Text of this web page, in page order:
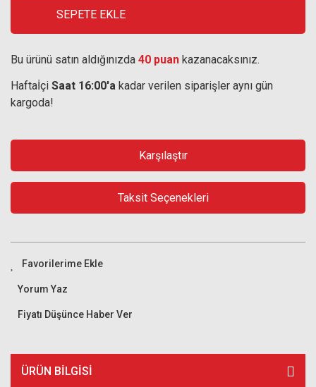
SEPETE EKLE
Bu ürünü satın aldığınızda 40 puan kazanacaksınız.
Haftaİçi Saat 16:00'a kadar verilen siparişler aynı gün
kargoda!
Karşılaştır
Taksit Seçenekleri
Yorum Yaz
Fiyatı Düşünce Haber Ver
ÜRÜN BILGISI